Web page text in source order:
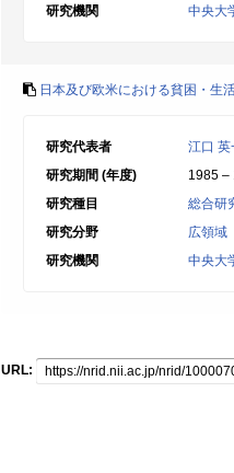
研究機関
中央大
日本及び欧米における貧困・生
研究代表者
江口 英
研究期間 (年度)
1985 –
研究種目
総合研
研究分野
広領域
研究機関
中央大
URL: